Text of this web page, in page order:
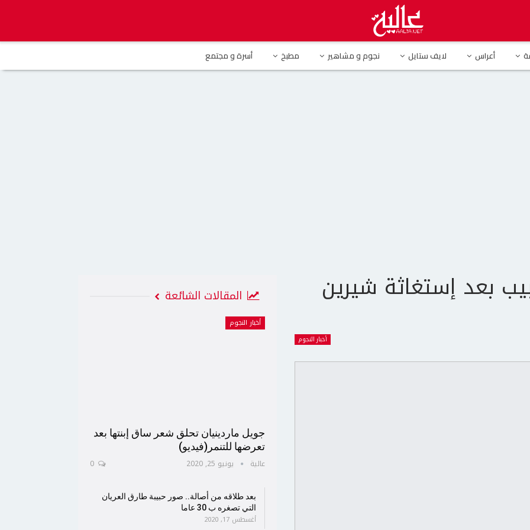
أعراس لايف ستايل نجوم و مشاهير مطبخ أسرة و مجتمع
حبيب بعد إستغاثة شيرين عبد الوهاب وإبنتيها
بعد إستغاثة شيرين
أخبار النجوم
المقالات الشائعة
أخبار النجوم
جويل ماردينيان تحلق شعر ساق إبنتها بعد
تعرضها للتنمر(فيديو)
عالية يونيو 25, 2020
بعد طلاقه من أصالة.. صور حبيبة طارق العريان
التي تصغره ب 30 عاما
أغسطس 17, 2020